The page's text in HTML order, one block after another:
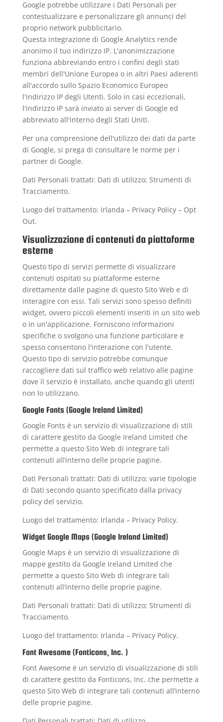
Google potrebbe utilizzare i Dati Personali per
contestualizzare e personalizzare gli annunci del
proprio network pubblicitario.
Questa integrazione di Google Analytics rende
anonimo il tuo indirizzo IP. L'anonimizzazione
funziona abbreviando entro i confini degli stati
membri dell'Unione Europea o in altri Paesi aderenti
all'accordo sullo Spazio Economico Europeo
l'indirizzo IP degli Utenti. Solo in casi eccezionali,
l'indirizzo IP sarà inviato ai server di Google ed
abbreviato all'interno degli Stati Uniti.
Per una comprensione dell'utilizzo dei dati da parte
di Google, si prega di consultare le norme per i
partner di Google.
Dati Personali trattati: Dati di utilizzo; Strumenti di
Tracciamento.
Luogo del trattamento: Irlanda – Privacy Policy– Opt
Out.
Visualizzazione di contenuti da piattaforme
esterne
Questo tipo di servizi permette di visualizzare
contenuti ospitati su piattaforme esterne
direttamente dalle pagine di questo Sito Web e di
interagire con essi. Tali servizi sono spesso definiti
widget, ovvero piccoli elementi inseriti in un sito web
o in un'applicazione. Forniscono informazioni
specifiche o svolgono una funzione particolare e
spesso consentono l'interazione con l'utente.
Questo tipo di servizio potrebbe comunque
raccogliere dati sul traffico web relativo alle pagine
dove il servizio è installato, anche quando gli utenti
non lo utilizzano.
Google Fonts (Google Ireland Limited)
Google Fonts è un servizio di visualizzazione di stili
di carattere gestito da Google Ireland Limited che
permette a questo Sito Web di integrare tali
contenuti all’interno delle proprie pagine.
Dati Personali trattati: Dati di utilizzo; varie tipologie
di Dati secondo quanto specificato dalla privacy
policy del servizio.
Luogo del trattamento: Irlanda – Privacy Policy.
Widget Google Maps (Google Ireland Limited)
Google Maps è un servizio di visualizzazione di
mappe gestito da Google Ireland Limited che
permette a questo Sito Web di integrare tali
contenuti all’interno delle proprie pagine.
Dati Personali trattati: Dati di utilizzo; Strumenti di
Tracciamento.
Luogo del trattamento: Irlanda – Privacy Policy.
Font Awesome (Fonticons, Inc. )
Font Awesome è un servizio di visualizzazione di stili
di carattere gestito da Fonticons, Inc. che permette a
questo Sito Web di integrare tali contenuti all’interno
delle proprie pagine.